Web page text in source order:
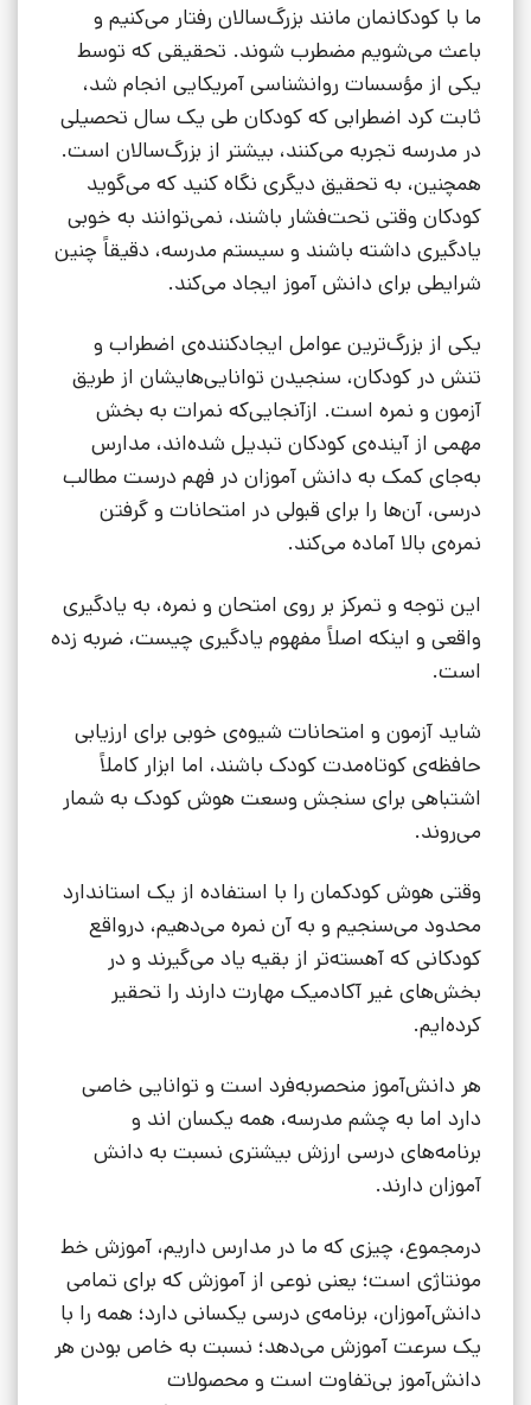
ما با کودکانمان مانند بزرگ‌سالان رفتار می‌کنیم و
باعث می‌شویم مضطرب شوند. تحقیقی که توسط
یکی از مؤسسات روانشناسی آمریکایی انجام شد،
ثابت کرد اضطرابی که کودکان طی یک سال تحصیلی
در مدرسه تجربه می‌کنند، بیشتر از بزرگ‌سالان است.
همچنین، به تحقیق دیگری نگاه کنید که می‌گوید
کودکان وقتی تحت‌فشار باشند، نمی‌توانند به خوبی
یادگیری داشته باشند و سیستم مدرسه، دقیقاً چنین
شرایطی برای دانش آموز ایجاد می‌کند.
یکی از بزرگ‌ترین عوامل ایجادکننده‌ی اضطراب و
تنش در کودکان، سنجیدن توانایی‌هایشان از طریق
آزمون و نمره است. ازآنجایی‌که نمرات به بخش
مهمی از آینده‌ی کودکان تبدیل شده‌اند، مدارس
به‌جای کمک به دانش آموزان در فهم درست مطالب
درسی، آن‌ها را برای قبولی در امتحانات و گرفتن
نمره‌ی بالا آماده می‌کند.
این توجه و تمرکز بر روی امتحان و نمره، به یادگیری
واقعی و اینکه اصلاً مفهوم یادگیری چیست، ضربه زده
است.
شاید آزمون و امتحانات شیوه‌ی خوبی برای ارزیابی
حافظه‌ی کوتاه‌مدت کودک باشند، اما ابزار کاملاً
اشتباهی برای سنجش وسعت هوش کودک به شمار
می‌روند.
وقتی هوش کودکمان را با استفاده از یک استاندارد
محدود می‌سنجیم و به آن نمره می‌دهیم، درواقع
کودکانی که آهسته‌تر از بقیه یاد می‌گیرند و در
بخش‌های غیر آکادمیک مهارت دارند را تحقیر
کرده‌‌ایم.
هر دانش‌آموز منحصربه‌فرد است و توانایی خاصی
دارد اما به چشم مدرسه، همه یکسان اند و
برنامه‌های درسی ارزش بیشتری نسبت به دانش
آموزان دارند.
درمجموع، چیزی که ما در مدارس داریم، آموزش خط
مونتاژی است؛ یعنی نوعی از آموزش که برای تمامی
دانش‌آموزان، برنامه‌ی درسی یکسانی دارد؛ همه را با
یک سرعت آموزش می‌دهد؛ نسبت به خاص بودن هر
دانش‌آموز بی‌تفاوت است و محصولات